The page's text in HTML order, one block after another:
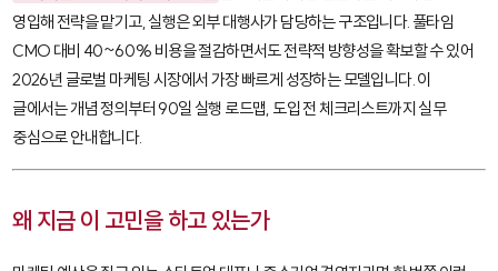
영입해 전략을 맡기고, 실행은 외부 대행사가 담당하는 구조입니다. 풀타임
CMO 대비 40~60% 비용을 절감하면서도 전략적 방향성을 확보할 수 있어
2026년 글로벌 마케팅 시장에서 가장 빠르게 성장하는 모델입니다. 이
글에서는 개념 정의부터 90일 실행 로드맵, 도입 전 체크리스트까지 실무
중심으로 안내합니다.
왜 지금 이 고민을 하고 있는가